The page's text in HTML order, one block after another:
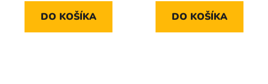
DO KOŠÍKA DO KOŠÍKA